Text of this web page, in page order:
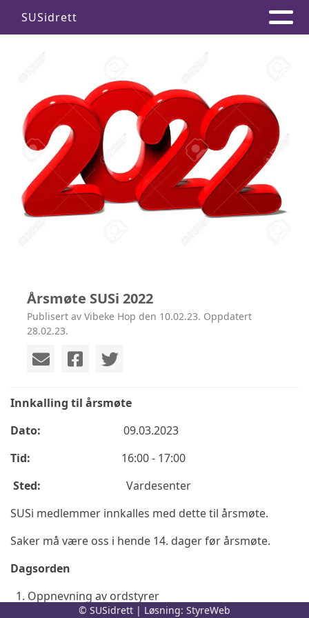
SUSidrett
Årsmøte SUSi 2022
Publisert av Vibeke Hop den 10.02.23. Oppdatert
28.02.23.
Innkalling til årsmøte
Dato: 09.03.2023
Tid:
16:00 - 17:00
Sted:
Vardesenter
SUSi medlemmer innkalles med dette til årsmøte.
Saker må være oss i hende 14. dager før årsmøte.
Dagsorden
Oppnevning av ordstyrer
Oppnevning av referent
© SUSidrett | Løsning: StyreWeb